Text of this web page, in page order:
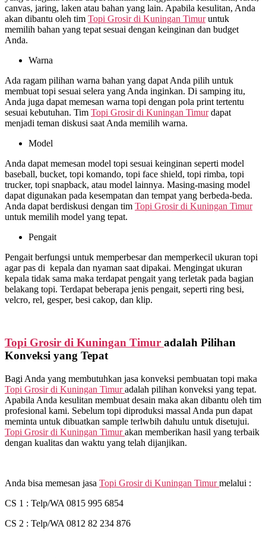
canvas, jaring, laken atau bahan yang lain. Apabila kesulitan, Anda
akan dibantu oleh tim Topi Grosir di Kuningan Timuruntuk
memilih bahan yang tepat sesuai dengan keinginan dan budget
Anda.
Warna
Ada ragam pilihan warna bahan yang dapat Anda pilih untuk
membuat topi sesuai selera yang Anda inginkan. Di samping itu,
Anda juga dapat memesan warna topi dengan pola print tertentu
sesuai kebutuhan. Tim Topi Grosir di Kuningan Timurdapat
menjadi teman diskusi saat Anda memilih warna.
Model
Anda dapat memesan model topi sesuai keinginan seperti model
baseball, bucket, topi komando, topi face shield, topi rimba, topi
trucker, topi snapback, atau model lainnya. Masing-masing model
dapat digunakan pada kesempatan dan tempat yang berbeda-beda.
Anda dapat berdiskusi dengan tim Topi Grosir di Kuningan Timur
untuk memilih model yang tepat.
Pengait
Pengait berfungsi untuk memperbesar dan memperkecil ukuran topi
agar pas di kepala dan nyaman saat dipakai. Mengingat ukuran
kepala tidak sama maka terdapat pengait yang terletak pada bagian
belakang topi. Terdapat beberapa jenis pengait, seperti ring besi,
velcro, rel, gesper, besi cakop, dan klip.
Topi Grosir di Kuningan Timur adalah Pilihan
Konveksi yang Tepat
Bagi Anda yang membutuhkan jasa konveksi pembuatan topi maka
Topi Grosir di Kuningan Timur adalah pilihan konveksi yang tepat.
Apabila Anda kesulitan membuat desain maka akan dibantu oleh tim
profesional kami. Sebelum topi diproduksi massal Anda pun dapat
meminta untuk dibuatkan sample terlwbih dahulu untuk disetujui.
Topi Grosir di Kuningan Timur akan memberikan hasil yang terbaik
dengan kualitas dan waktu yang telah dijanjikan.
Anda bisa memesan jasa Topi Grosir di Kuningan Timur melalui :
CS 1 : Telp/WA 0815 995 6854
CS 2 : Telp/WA 0812 82 234 876